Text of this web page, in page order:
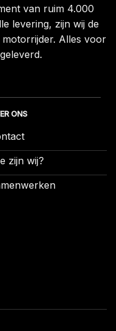
van ruim 4.000
levering, zijn wij de
Alles voor
ONS
zijn wij?